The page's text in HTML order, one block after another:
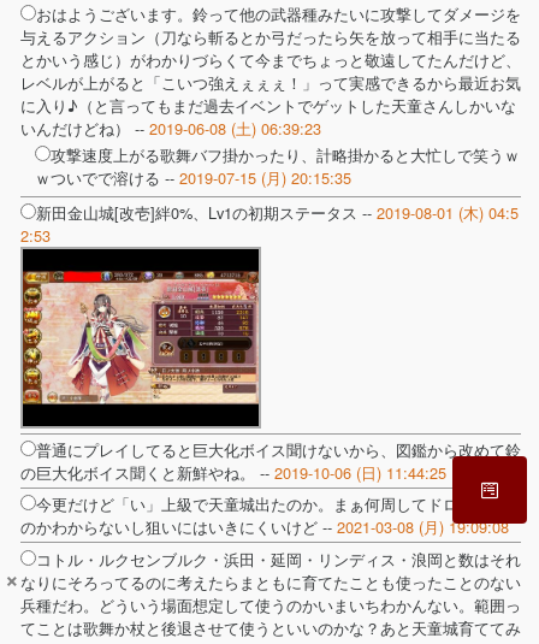
×
おはようございます。鈴って他の武器種みたいに攻撃してダメージを
与えるアクション（刀なら斬るとか弓だったら矢を放って相手に当たる
とかいう感じ）がわかりづらくて今までちょっと敬遠してたんだけど、
レベルが上がると「こいつ強えぇぇぇ！」って実感できるから最近お気
に入り♪（と言ってもまだ過去イベントでゲットした天童さんしかいな
いんだけどね） -- 2019-06-08 (土) 06:39:23
攻撃速度上がる歌舞バフ掛かったり、計略掛かると大忙しで笑うｗ
ｗついでで溶ける -- 2019-07-15 (月) 20:15:35
新田金山城[改壱]絆0%、Lv1の初期ステータス -- 2019-08-01 (木) 04:5
2:53
普通にプレイしてると巨大化ボイス聞けないから、図鑑から改めて鈴
の巨大化ボイス聞くと新鮮やね。 -- 2019-10-06 (日) 11:44:25
今更だけど「い」上級で天童城出たのか。まぁ何周してドロップした
のかわからないし狙いにはいきにくいけど -- 2021-03-08 (月) 19:09:08
コトル・ルクセンブルク・浜田・延岡・リンディス・浪岡と数はそれ
なりにそろってるのに考えたらまともに育てたことも使ったことのない
兵種だわ。どういう場面想定して使うのかいまいちわかんない。範囲っ
てことは歌舞か杖と後退させて使うといいのかな？あと天童城育ててみ